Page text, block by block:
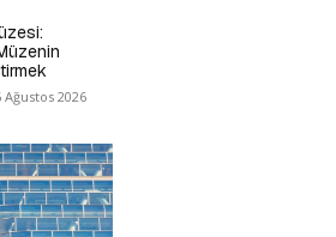
Ağustos 2026